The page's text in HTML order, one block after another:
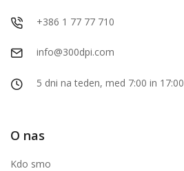
+386 1 77 77 710
info@300dpi.com
5 dni na teden, med 7:00 in 17:00
O nas
Kdo smo